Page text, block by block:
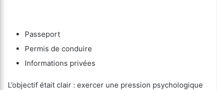
Passeport
Permis de conduire
Informations privées
L’objectif était clair : exercer une pression psychologique